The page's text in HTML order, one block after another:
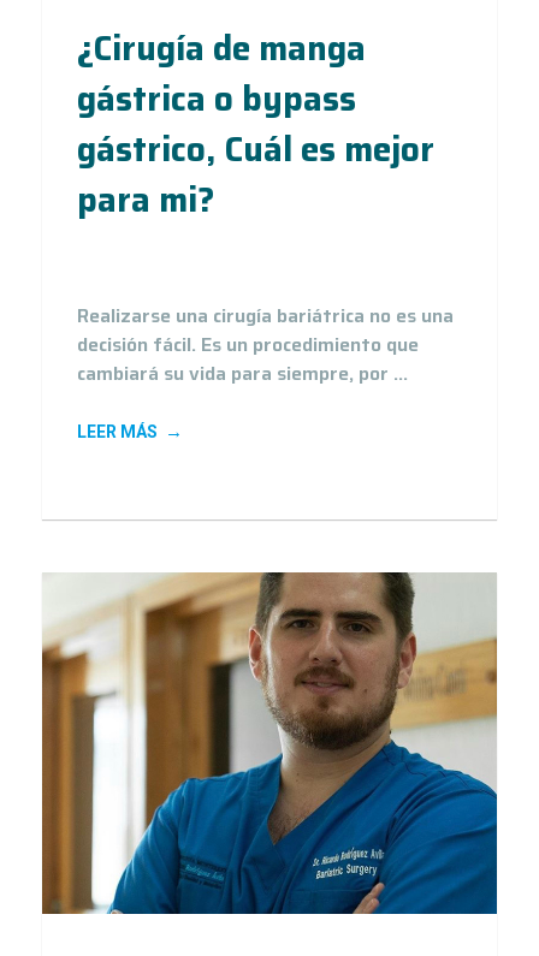
¿Cirugía de manga
gástrica o bypass
gástrico, Cuál es mejor
para mi?
Realizarse una cirugía bariátrica no es una
decisión fácil. Es un procedimiento que
cambiará su vida para siempre, por ...
LEER MÁS